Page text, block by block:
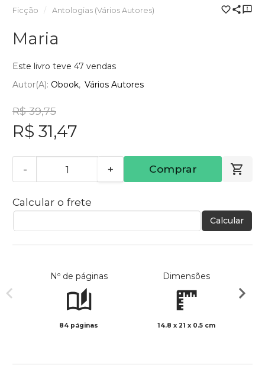
Ficção Antologias (Vários Autores)
Maria
Este livro teve 47 vendas
Autor(a): Obook Vários Autores
R$ 39,75
R$ 31,47
- + Comprar
Calcular o frete
Calcular
Nº de páginas
84 páginas
Dimensões
14.8 x 21 x 0.5 cm